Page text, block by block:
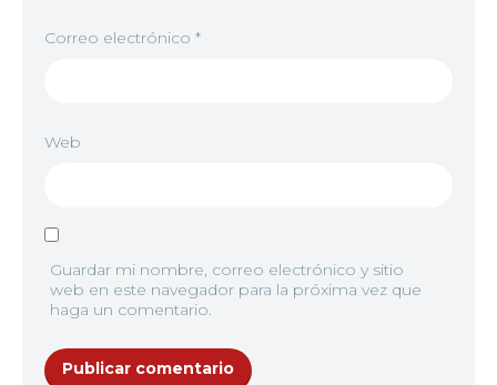
Correo electrónico *
Web
Guardar mi nombre, correo electrónico y sitio
web en este navegador para la próxima vez que
haga un comentario.